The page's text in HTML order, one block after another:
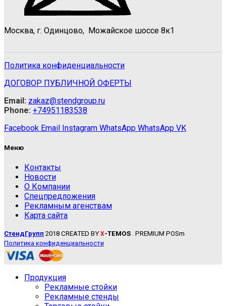
Москва, г. Одинцово, Можайское шоссе 8к1
Политика конфиденциальности
ДОГОВОР ПУБЛИЧНОЙ ОФЕРТЫ
Email: zakaz@stendgroup.ru
Phone: +74951183538
Facebook Email Instagram WhatsApp WhatsApp VK
Меню
Контакты
Новости
О Компании
Спецпредложения
Рекламным агенствам
Карта сайта
СтендГрупп 2018 CREATED BY X-TEMOS . PREMIUM POSm
Политика конфиденциальности
Продукция
Рекламные стойки
Рекламные стенды